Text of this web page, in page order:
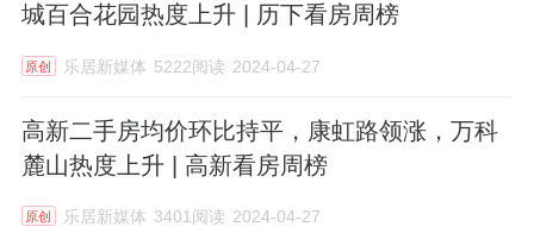
城百合花园热度上升 | 历下看房周榜
原创 乐居新媒体 5222阅读 2024-04-27
高新二手房均价环比持平，康虹路领涨，万科
麓山热度上升 | 高新看房周榜
原创 乐居新媒体 3401阅读 2024-04-27